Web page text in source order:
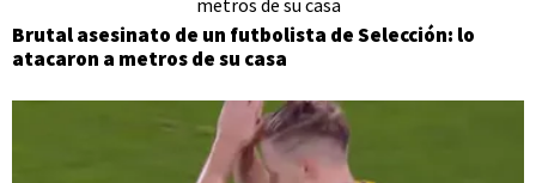
Brutal asesinato de un futbolista de Selección: lo
atacaron a metros de su casa